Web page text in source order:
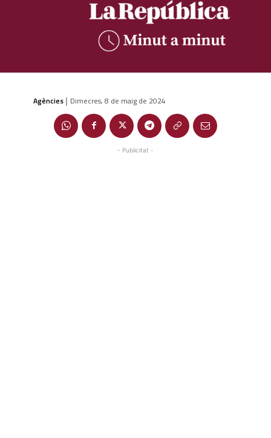
Agències | Dimecres, 8 de maig de 2024
- Publicitat -